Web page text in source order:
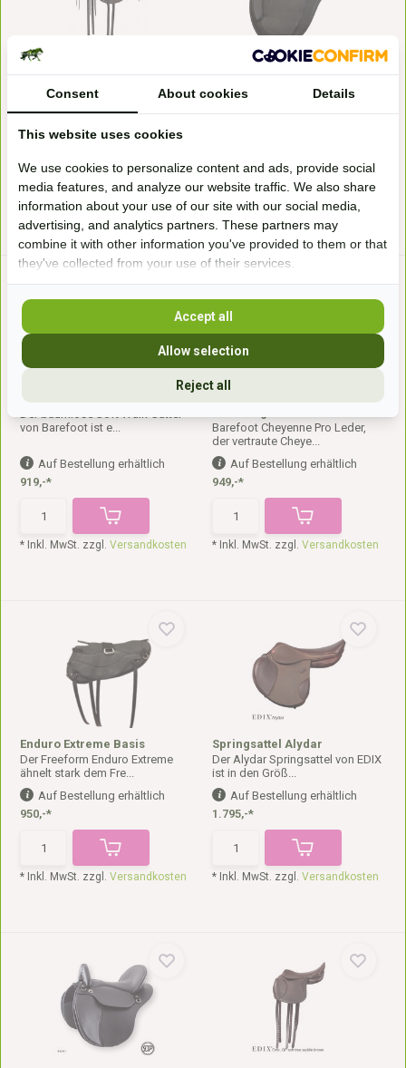
meistverkaufte und...
Auf Bestellung erhältlich
859,-*
* Inkl. MwSt. zzgl. Versandkosten
Classic Basis
Sie nur die C...
Auf Bestellung erhältlich
* Inkl. MwSt. zzgl. Versandkosten
Soft Walk baumloser Sattel
Der baumlose Soft Walk-Sattel
von Barefoot ist e...
Auf Bestellung erhältlich
919,-*
* Inkl. MwSt. zzgl.Versandkosten
Barefoot Cheyenne Pro Leder,
der vertraute Cheye...
Auf Bestellung erhältlich
949,-*
* Inkl. MwSt. zzgl. Versandkosten
Enduro Extreme Basis
Der Freeform Enduro Extreme
ähnelt stark dem Fre...
Auf Bestellung erhältlich
950,-*
* Inkl. MwSt. zzgl.Versandkosten
Springsattel Alydar
Der Alydar Springsattel von EDIX
ist in den Größ...
Auf Bestellung erhältlich
1.795,-*
* Inkl. MwSt. zzgl. Versandkosten
Consent About cookies Details
This website uses cookies
We use cookies to personalize content and ads, provide social
media features, and analyze our website traffic. We also share
information about your use of our site with our social media,
advertising, and analytics partners. These partners may
combine it with other information you've provided to them or that
they've collected from your use of their services.
Reject all
Allow selection
Accept all